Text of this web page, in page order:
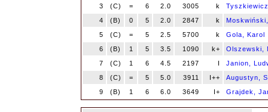
3
(C) = 6 2.0 3005 k
4
(B) 0 5 2.0 2847 k
5
(C) = 5 2.5 5700 k
Gola, Karol
6
(B) 1 5 3.5 1090 k+
Olszewski,
7
(C) 1 6 4.5 2197 I
Janion,
8
(C) = 5 5.0 3911 I++
Augustyn,
9
(B) 1 6 6.0 3649 I+ Grajdek,